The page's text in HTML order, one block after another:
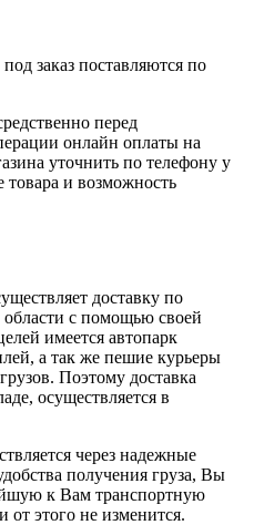
заказ поставляются по
перед
онлайн оплаты на
уточнить по телефону у
товара и возможность
доставку по
с помощью своей
имеется автопарк
а так же пешие курьеры
Поэтому доставка
осуществляется в
через надежные
получения груза, Вы
к Вам транспортную
этого не изменится.